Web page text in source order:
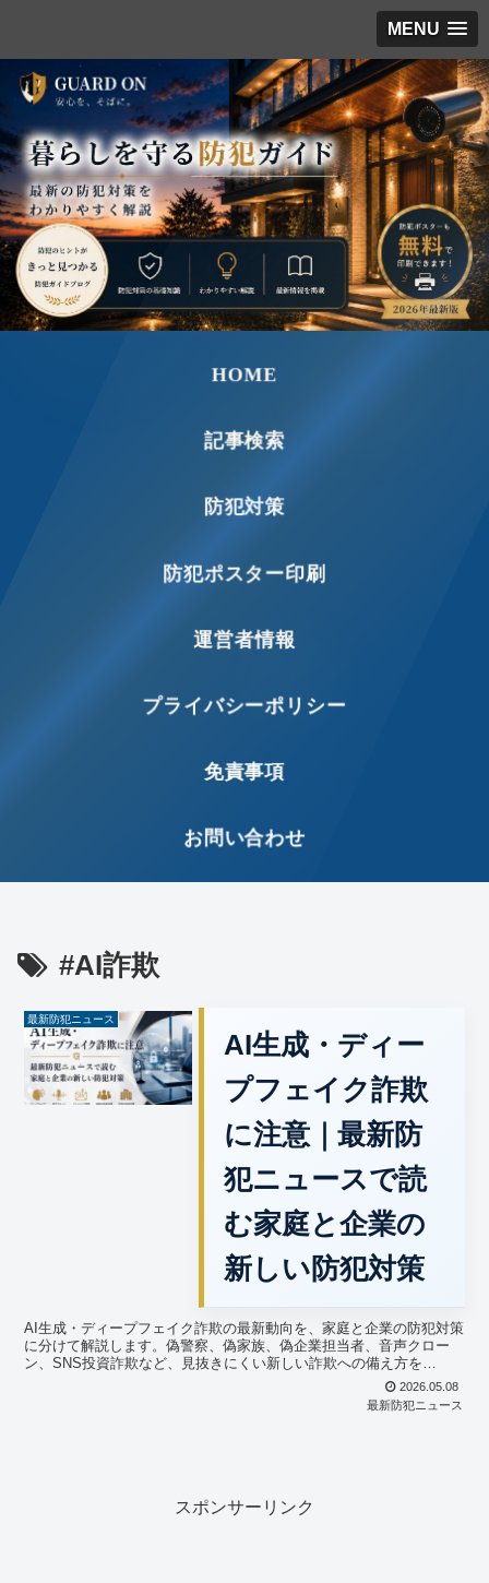
MENU
HOME
記事検索
防犯対策
防犯ポスター印刷
運営者情報
プライバシーポリシー
免責事項
お問い合わせ
#AI詐欺
最新防犯ニュース
AI生成・ディー
プフェイク詐欺
に注意｜最新防
犯ニュースで読
む家庭と企業の
新しい防犯対策
AI生成・ディープフェイク詐欺の最新動向を、家庭と企業の防犯対策
に分けて解説します。偽警察、偽家族、偽企業担当者、音声クロー
ン、SNS投資詐欺など、見抜きにくい新しい詐欺への備え方を
2026.05.08
最新防犯ニュース
スポンサーリンク